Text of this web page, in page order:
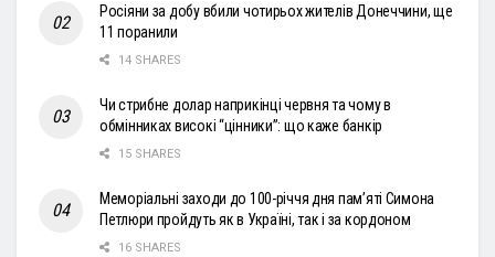
Росіяни за добу вбили чотирьох жителів Донеччини, ще
11 поранили
14 SHARES
Чи стрибне долар наприкінці червня та чому в
обмінниках високі “цінники”: що каже банкір
15 SHARES
Меморіальні заходи до 100-річчя дня пам’яті Симона
Петлюри пройдуть як в Україні, так і за кордоном
16 SHARES